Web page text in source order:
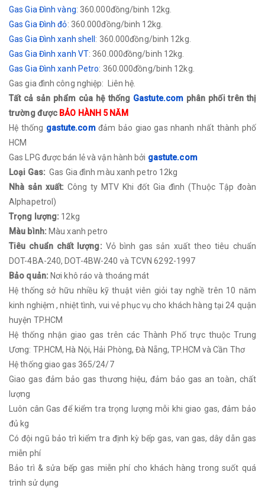
GasGia Đình vàng: 360.000đồng/binh 12kg.
GasGia Đình đỏ: 360.000đồng/binh 12kg.
GasGia Đình xanh shell: 360.000đồng/binh 12kg.
GasGia Đình xanh VT: 360.000đồng/binh 12kg.
GasGia Đình xanh Petro: 360.000đồng/binh 12kg.
Gas gia đình công nghiệp: Liên hệ.
Tất cả sản phẩm của hệ thống Gastute.com phân phối trên thị
trường được BẢO HÀNH 5 NĂM
​Hệ thống gastute.comđảm bảo giao gas nhanh nhất thành phố
HCM
Gas LPG được bán lẻ và vận hành bởi gastute.com
Loại Gas: Gas Gia đình màu xanh petro 12kg
Nhà sản xuất: Công ty MTV Khi đốt Gia đình (Thuộc Tập đoàn
Alphapetrol)
Trọng lượng: 12kg
Màu bình: Màu xanh petro
Tiêu chuẩn chất lượng: Vỏ bình gas sản xuất theo tiêu chuẩn
DOT-4BA-240, DOT-4BW-240 và TCVN 6292-1997
Bảo quản: Nơi khô ráo và thoáng mát
Hệ thống sở hữu nhiều kỹ thuật viên giỏi tay nghề trên 10 năm
kinh nghiệm , nhiệt tình, vui vẻ phục vụ cho khách hàng tại 24 quận
huyện TP.HCM
Hệ thống nhận giao gas trên các Thành Phố trực thuộc Trung
Ương: TP.HCM, Hà Nội, Hải Phòng, Đà Nẵng, TP.HCM và Cần Thơ
Hệ thống giao gas 365/24/7
Giao gas đảm bảo gas thương hiệu, đảm bảo gas an toàn, chất
lượng
Luôn cân Gas để kiểm tra trọng lượng mỗi khi giao gas, đảm bảo
đủ kg
Có đội ngũ bảo trì kiểm tra định kỳ bếp gas, van gas, dây dẫn gas
miễn phí
Bảo trì & sửa bếp gas miễn phí cho khách hàng trong suốt quá
trình sử dụng